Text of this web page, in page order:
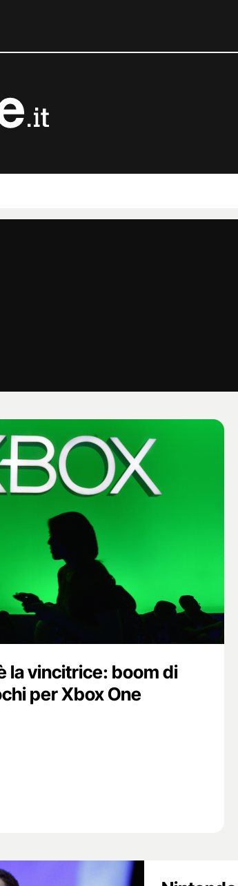
la vincitrice: boom di
per Xbox One